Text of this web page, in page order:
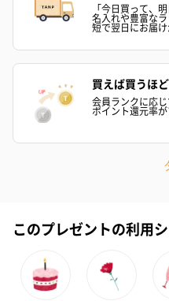
「今日買って、
名入れや豊富な
短で翌日にお届
買えば買うほ
会員ランクに応
ポイント還元率
このプレゼントの利用